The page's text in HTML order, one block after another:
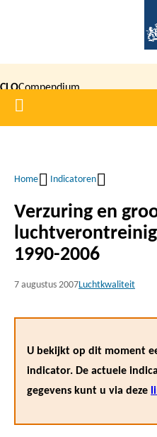
inhoud
gaan
CLOCompendium
voor de
Home
Kruimelpad
Home Indicatoren
Verzuring en
1990-2006
7 augustus 2007Luchtkwaliteit
U bekijkt op dit moment
indicator. De actuele
gegevens kunt u via deze